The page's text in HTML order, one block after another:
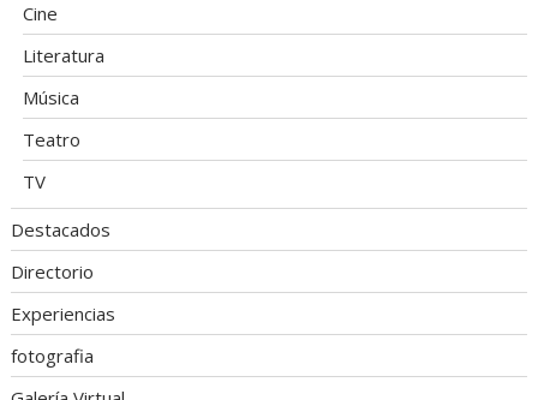
Cine
Literatura
Música
Teatro
TV
Destacados
Directorio
Experiencias
fotografia